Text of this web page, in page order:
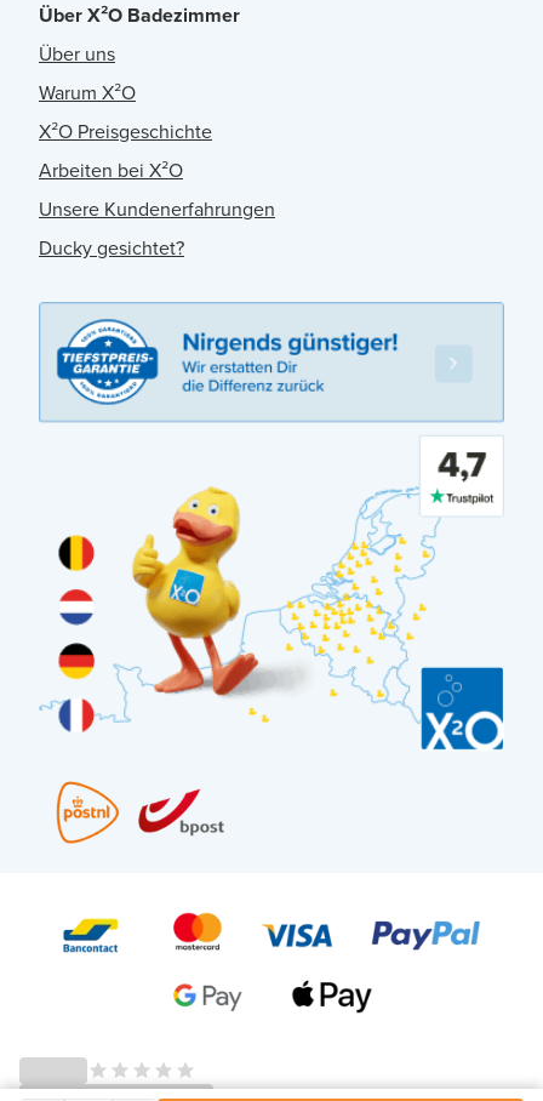
Über X²O Badezimmer
Über uns
Warum X²O
X²O Preisgeschichte
Arbeiten bei X²O
Unsere Kundenerfahrungen
Ducky gesichtet?